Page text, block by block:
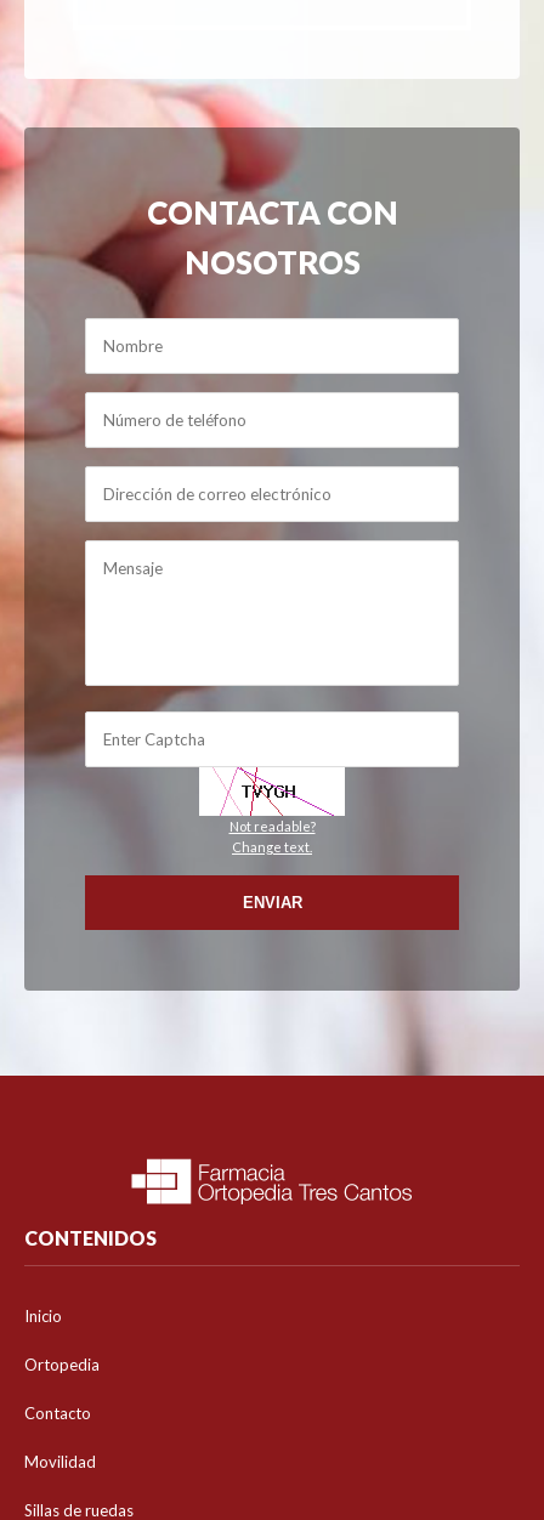
CONTACTA CON
NOSOTROS
Not readable?
Change text.
ENVIAR
CONTENIDOS
Inicio
Ortopedia
Contacto
Movilidad
Sillas de ruedas